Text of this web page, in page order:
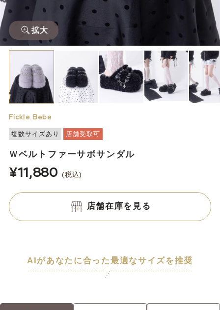
拡大
Fickle Bebe
複数サイズあり 店舗受取可
Ｗベルトファーサボサンダル
¥11,880 (税込)
店舗在庫を見る
AIがあなたに合った最適なサイズを推奨